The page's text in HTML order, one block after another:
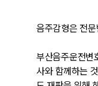
음주감형은 전
부산음주운전변
사와 함께하는